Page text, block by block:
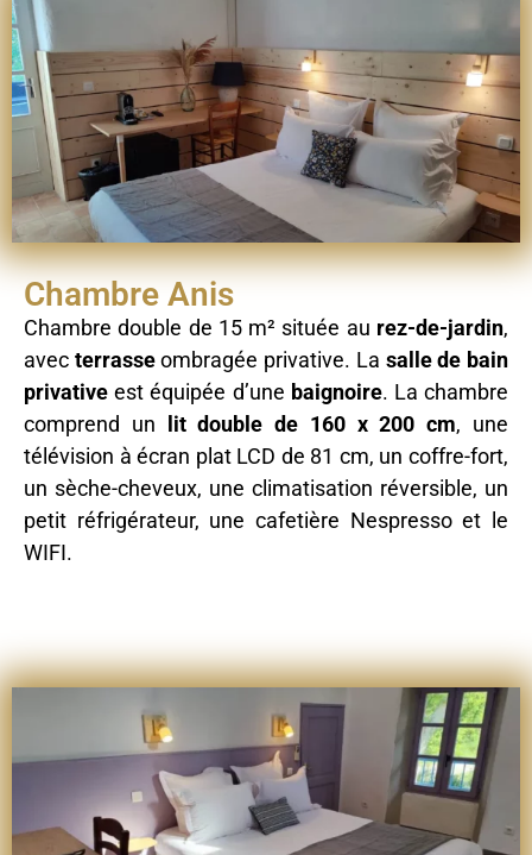
Chambre Anis
Chambre double de 15 m² située au rez-de-jardin,
avec terrasseombragée privative. La salle de bain
privative est équipée d’une baignoire. La chambre
comprend un
lit double de 160 x 200 cm, une
télévision à écran plat LCD de 81 cm, un coffre-fort,
un sèche-cheveux, une climatisation réversible, un
petit réfrigérateur, une cafetière Nespresso et le
WIFI.